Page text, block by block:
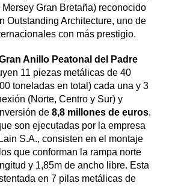
Gran Bretaña) reconocido
Outstanding Architecture, uno de
con más prestigio.
Anillo Peatonal del Padre
11 piezas metálicas de 40
toneladas en total) cada una y 3
(Norte, Centro y Sur) y
de 8,8 millones de euros.
son ejecutadas por la empresa
S.A., consisten en el montaje
que conforman la rampa norte
y 1,85m de ancho libre. Esta
en 7 pilas metálicas de